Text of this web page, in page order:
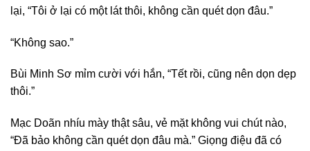
lại, “Tôi ở lại có một lát thôi, không cần quét dọn đâu.”
“Không sao.”
Bùi Minh Sơ mỉm cười với hắn, “Tết rồi, cũng nên dọn dẹp
thôi.”
Mạc Doãn nhíu mày thật sâu, vẻ mặt không vui chút nào,
“Đã bảo không cần quét dọn đâu mà.” Giọng điệu đã có